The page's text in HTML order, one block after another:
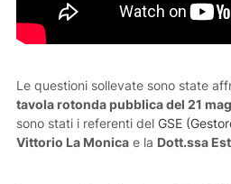
Le questioni sollevate sono state
tavola rotonda pubblica del 21
sono stati i referenti del GSE
Vittorio La Monicae la Dott.ssa